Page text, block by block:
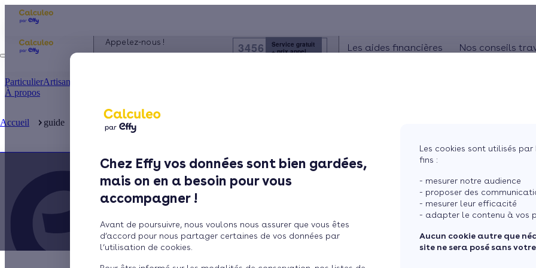
Chez Effy vos données sont bien gardées,
mais on en a besoin pour vous
accompagner !
Avant de poursuivre, nous voulons nous assurer que vous êtes
d’accord pour nous partager certaines de vos données par
l’utilisation de cookies.
Les cookies sont utilisés
fins :
- mesurer notre audience
- proposer des
- mesurer leur efficacité
- adapter le contenu à vos
Aucun cookie autre que
site ne sera posé sans
ParticulierArtisan / installateur
À propos
Appelez-nous ! 3456
Service gratuit
+ prix appel
Les aides financières
L'éco-prêt à taux zéro
Trouver mes aides
Nos conseils
Sol
Toiture
Accueil guide L'isolation éligible à la prime énergie